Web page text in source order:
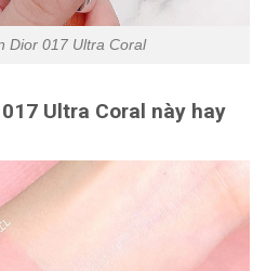
Dior 017 Ultra Coral
Ultra Coral này hay